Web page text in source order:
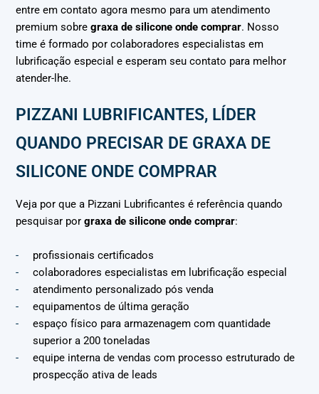
entre em contato agora mesmo para um atendimento
premium sobregraxa de silicone onde comprar. Nosso
time é formado por colaboradores especialistas em
lubrificação especial e esperam seu contato para melhor
atender-lhe.
PIZZANI LUBRIFICANTES, LÍDER
QUANDO PRECISAR DE GRAXA DE
SILICONE ONDE COMPRAR
Veja por que a Pizzani Lubrificantes é referência quando
pesquisar porgraxa de silicone onde comprar:
profissionais certificados
colaboradores especialistas em lubrificação especial
atendimento personalizado pós venda
equipamentos de última geração
espaço físico para armazenagem com quantidade
superior a 200 toneladas
equipe interna de vendas com processo estruturado de
prospecção ativa de leads